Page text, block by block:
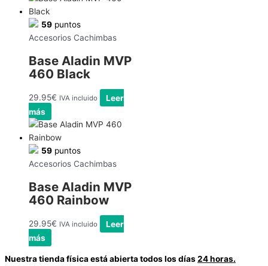
59 puntos
Accesorios Cachimbas
Base Aladin MVP
460 Black
29.95€ IVA incluido
Leer
más
59 puntos
Accesorios Cachimbas
Base Aladin MVP
460 Rainbow
29.95€ IVA incluido
Leer
más
Nuestra tienda física está abierta todos los días24 horas.